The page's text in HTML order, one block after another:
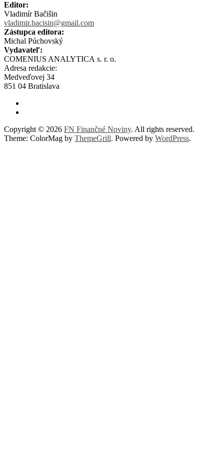
Editor:
Vladimír Bačišin
vladimir.bacisin@gmail.com
Zástupca editora:
Michal Púchovský
Vydavateľ:
COMENIUS ANALYTICA s. r. o.
Adresa redakcie:
Medveďovej 34
851 04 Bratislava
Copyright © 2026 FN Finančné Noviny. All rights reserved.
Theme: ColorMag by ThemeGrill. Powered by WordPress.